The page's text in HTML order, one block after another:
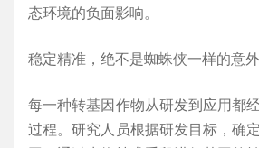
态环境的负面影响。
稳定精准，绝不是蜘蛛侠一样的意
每一种转基因作物从研发到应用都
过程。研究人员根据研发目标，确